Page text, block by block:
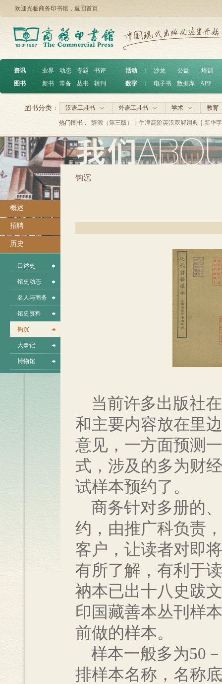
欢迎光临商务印书馆， 返回首页
资讯 ︱ 业界 动态 专题
书评
图书
︱ 新书 常备 丛书 辑刊
活动 沙龙 公益
培训
数字
电子书 数据库 APP
汉语工具书 外语工具书 学术 教育
图书分类：
热门图书： 辞源（第三版） 牛津高阶英汉双解词典 新华
概述
招聘
历史
口述史
馆史动态
名人与商务
馆史资料
钩沉
大事记
博物馆
钩沉
当前许多出版社
和主要内容放在里
意见，一方面预测
式，涉及的多为财
试样本预约了。
商务针对多册的
约，由推广科负责
客户，让读者对即
有所了解，有利于
衲本已出十八史跋
印国藏善本丛刊样
前做的样本。
样本一般多为50
排样本名称，名称